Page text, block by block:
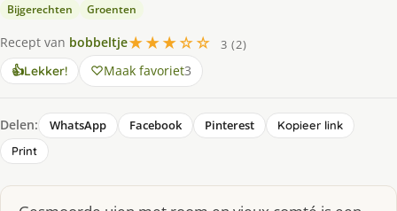
Bijgerechten Groenten
Recept van bobbeltje★★★☆☆
3 (2)
👍Lekker! Maak favoriet3
Delen: WhatsApp Facebook Pinterest
Kopieer link
Print